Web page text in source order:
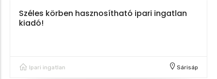
Széles körben hasznosítható ipari ingatlan
kiadó!
Ipari ingatlan Sárisáp